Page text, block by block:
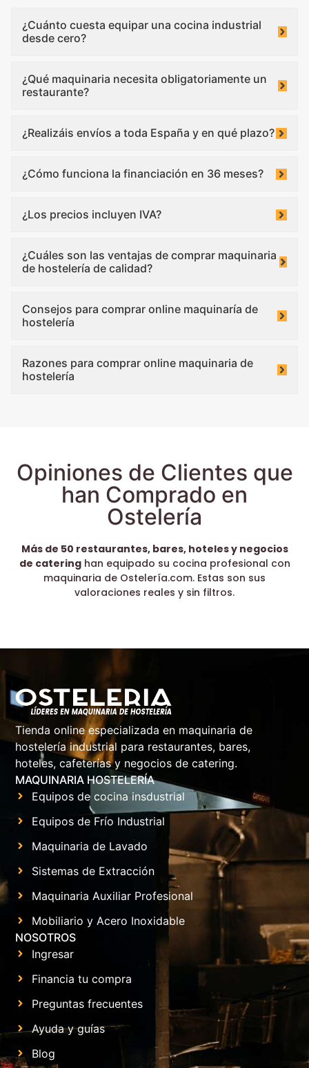
¿Cuánto cuesta equipar una cocina industrial
desde cero?
¿Qué maquinaria necesita obligatoriamente un
restaurante?
¿Realizáis envíos a toda España y en qué plazo?
¿Cómo funciona la financiación en 36 meses?
¿Los precios incluyen IVA?
¿Cuáles son las ventajas de comprar maquinaria
de hostelería de calidad?
Consejos para comprar online maquinaría de
hostelería
Razones para comprar online maquinaria de
hostelería
Opiniones de Clientes que
han Comprado en
Ostelería
Más de 50 restaurantes, bares, hoteles y negocios
de cateringhan equipado su cocina profesional con
maquinaria de Ostelería.com. Estas son sus
valoraciones reales y sin filtros.
Tienda online especializada en maquinaria de
hostelería industrial para restaurantes, bares,
hoteles, cafeterías y negocios de catering.
MAQUINARIA HOSTELERÍA
Equipos de cocina insdustrial
Equipos de Frío Industrial
Maquinaria de Lavado
Sistemas de Extracción
Maquinaria Auxiliar Profesional
Mobiliario y Acero Inoxidable
NOSOTROS
Ingresar
Financia tu compra
Preguntas frecuentes
Ayuda y guías
Blog